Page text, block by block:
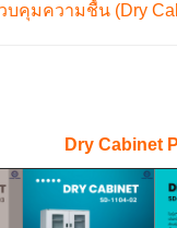
บคุมความชื้น (Dry
Dry Cabinet